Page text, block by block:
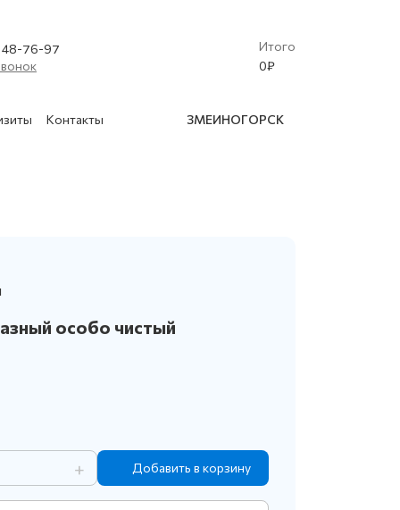
48-76-97
Итого
0₽
техники
Контакты ЗМЕИНОГОРСК
особо чистый
+